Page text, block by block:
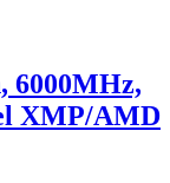
6000MHz,
XMP/AMD